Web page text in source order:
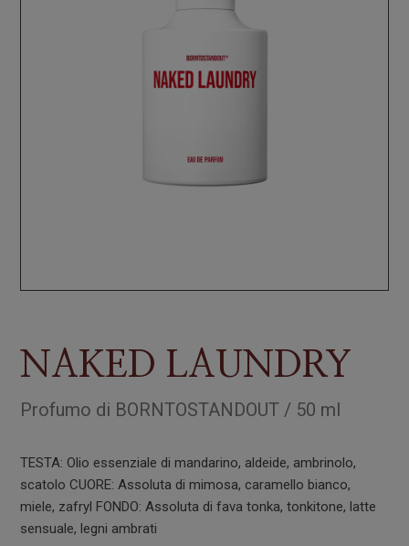
NAKED LAUNDRY
Profumo di BORNTOSTANDOUT / 50 ml
TESTA: Olio essenziale di mandarino, aldeide, ambrinolo,
scatolo CUORE: Assoluta di mimosa, caramello bianco,
miele, zafryl FONDO: Assoluta di fava tonka, tonkitone, latte
sensuale, legni ambrati